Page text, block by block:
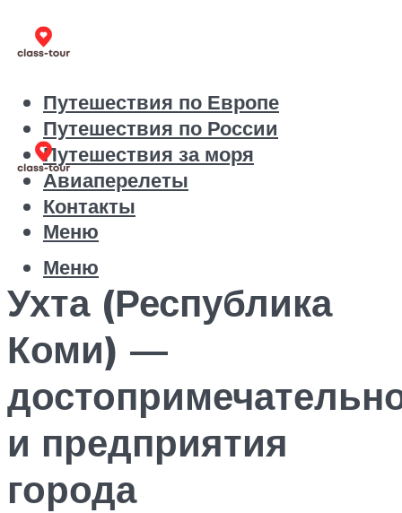
Путешествия по Европе
Путешествия по России
Путешествия за моря
Авиаперелеты
Контакты
Меню
Меню
Ухта (Республика
Коми) —
и предприятия
города